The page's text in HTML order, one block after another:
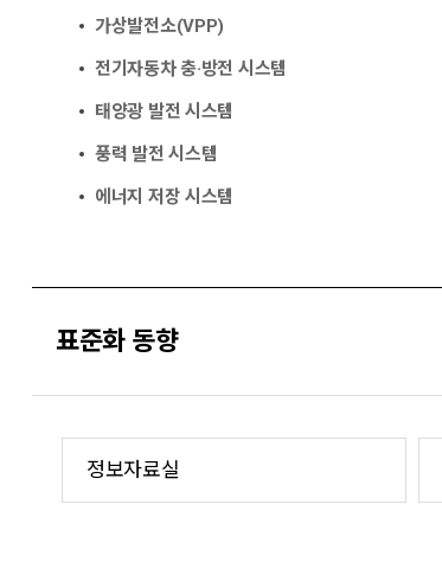
가상발전소(VPP)
전기자동차 충·방전 시스템
태양광 발전 시스템
풍력 발전 시스템
에너지 저장 시스템
표준화 동향
정보자료실